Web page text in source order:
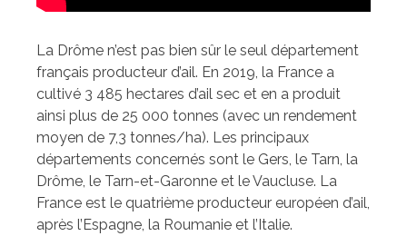
La Drôme n’est pas bien sûr le seul département
français producteur d’ail. En 2019, la France a
cultivé 3 485 hectares d’ail sec et en a produit
ainsi plus de 25 000 tonnes (avec un rendement
moyen de 7,3 tonnes/ha). Les principaux
départements concernés sont le Gers, le Tarn, la
Drôme, le Tarn-et-Garonne et le Vaucluse. La
France est le quatrième producteur européen d’ail,
après l’Espagne, la Roumanie et l’Italie.